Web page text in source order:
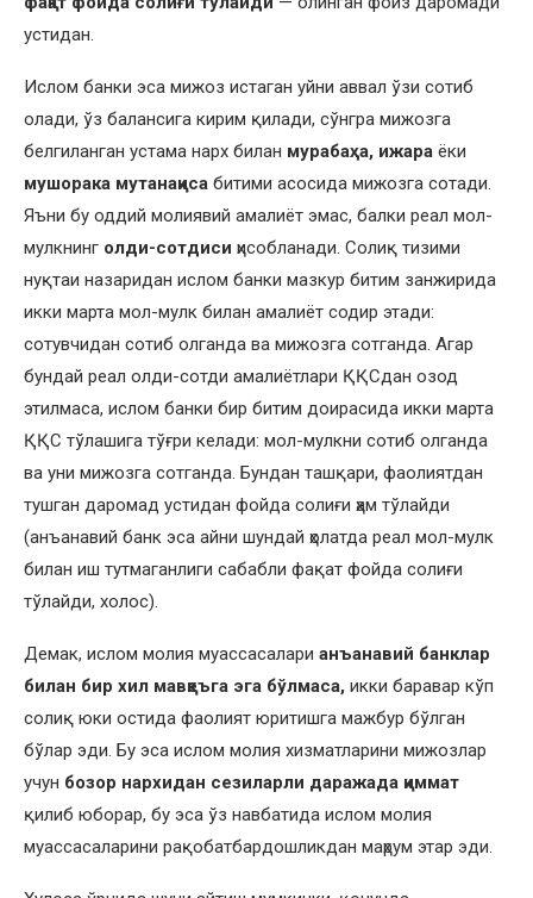
устидан.
Ислом банки эса мижоз истаган уйни аввал ўзи сотиб
олади, ўз балансига кирим қилади, сўнгра мижозга
белгиланган устама нарх билан мурабаҳа, ижара ёки
мушорака мутанақиса битими асосида мижозга сотади.
Яъни бу оддий молиявий амалиёт эмас, балки реал мол-
мулкнинг олди-сотдиси ҳисобланади. Солиқ тизими
нуқтаи назаридан ислом банки мазкур битим занжирида
икки марта мол-мулк билан амалиёт содир этади:
сотувчидан сотиб олганда ва мижозга сотганда. Агар
бундай реал олди-сотди амалиётлари ҚҚСдан озод
этилмаса, ислом банки бир битим доирасида икки марта
ҚҚС тўлашига тўғри келади: мол-мулкни сотиб олганда
ва уни мижозга сотганда. Бундан ташқари, фаолиятдан
тушган даромад устидан фойда солиғи ҳам тўлайди
(анъанавий банк эса айни шундай ҳолатда реал мол-мулк
билан иш тутмаганлиги сабабли фақат фойда солиғи
тўлайди, холос).
Демак, ислом молия муассасалари анъанавий банклар
билан бир хил мавқеъга эга бўлмаса, икки баравар кўп
солиқ юки остида фаолият юритишга мажбур бўлган
бўлар эди. Бу эса ислом молия хизматларини мижозлар
учун бозор нархидан сезиларли даражада қиммат
қилиб юборар, бу эса ўз навбатида ислом молия
муассасаларини рақобатбардошликдан маҳрум этар эди.